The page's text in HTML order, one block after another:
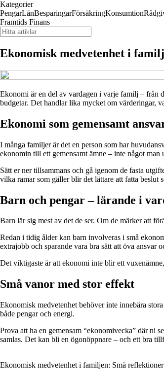
Kategorier
PengarLånBesparingarFörsäkringKonsumtion
Framtids Finans
Ekonomisk medvetenhet i
Ekonomi är en del av vardagen i varje familj – från
budgetar. Det handlar lika mycket om värderingar,
Ekonomi som gemensamt
I många familjer är det en person som har
ekonomin till ett gemensamt ämne – inte något man
Sätt er ner tillsammans och gå igenom de fasta
vilka ramar som gäller blir det lättare att fatta beslut
Barn och pengar – lärande i
Barn lär sig mest av det de ser. Om de märker att
Redan i tidig ålder kan barn involveras i små
extrajobb och sparande vara bra sätt att öva ansvar
Det viktigaste är att ekonomi inte blir ett
Små vanor med stor effekt
Ekonomisk medvetenhet behöver inte innebära
både pengar och energi.
Prova att ha en gemensam “ekonomivecka” där ni
samlas. Det kan bli en ögonöppnare – och ett bra
Ekonomisk medvetenhet i familjen: Små